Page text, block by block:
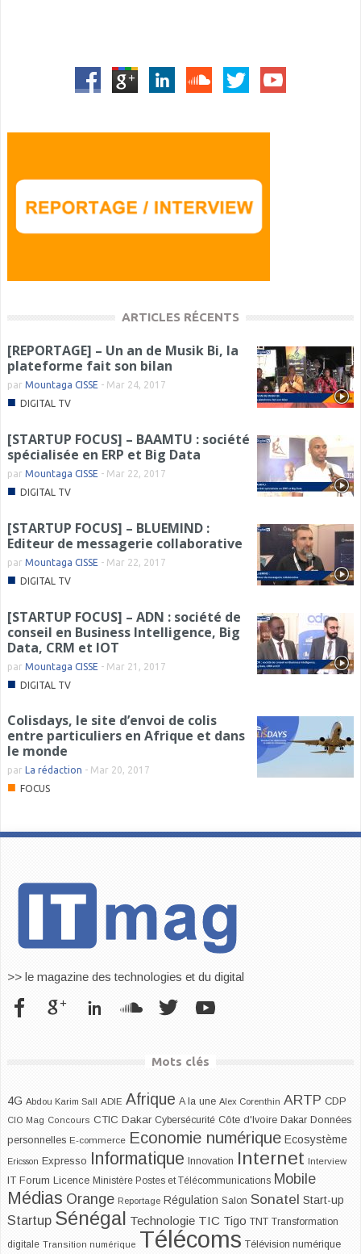
ARTICLES RÉCENTS
[REPORTAGE] – Un an de Musik Bi, la
plateforme fait son bilan
par Mountaga CISSE - Mar 24, 2017
■ DIGITAL TV
[STARTUP FOCUS] – BAAMTU : société
spécialisée en ERP et Big Data
par Mountaga CISSE - Mar 22, 2017
■ DIGITAL TV
[STARTUP FOCUS] – BLUEMIND :
Editeur de messagerie collaborative
par Mountaga CISSE - Mar 22, 2017
■ DIGITAL TV
[STARTUP FOCUS] – ADN : société de
conseil en Business Intelligence, Big
Data, CRM et IOT
par Mountaga CISSE - Mar 21, 2017
■ DIGITAL TV
Colisdays, le site d’envoi de colis
entre particuliers en Afrique et dans
le monde
par La rédaction - Mar 20, 2017
■ FOCUS
>> le magazine des technologies et du digital
Mots clés
4G Abdou Karim Sall ADIE Afrique A la une Alex Corenthin ARTP CDP
CIO Mag Concours CTIC Dakar Cybersécurité Côte d'Ivoire Dakar Données
personnelles E-commerce Economie numérique Ecosystème
Ericsson Expresso Informatique Innovation Internet Interview
IT Forum Licence Ministère Postes et Télécommunications Mobile
Médias Orange Reportage Régulation Salon Sonatel Start-up
Startup Sénégal Technologie TIC Tigo TNT Transformation
digitale Transition numérique Télécoms Télévision numérique